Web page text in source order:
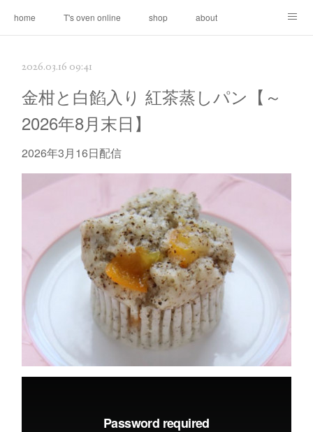
home T's oven online shop about
2026.03.16 09:41
金柑と白餡入り 紅茶蒸しパン【～
2026年8月末日】
2026年3月16日配信